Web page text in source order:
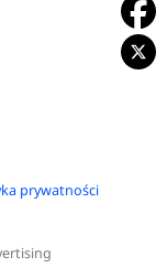
prywatności